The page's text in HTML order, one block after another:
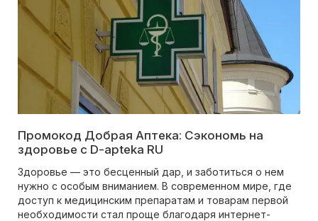
Промокод Добрая Аптека: Сэкономь на
здоровье с D-apteka RU
Здоровье — это бесценный дар, и заботиться о нем
нужно с особым вниманием. В современном мире, где
доступ к медицинским препаратам и товарам первой
необходимости стал проще благодаря интернет-